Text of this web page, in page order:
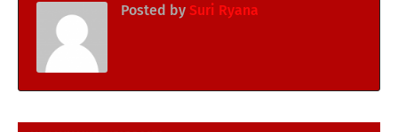
Posted by Suri Ryana